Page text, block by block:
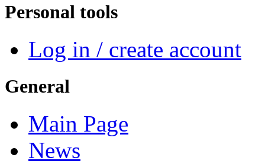
Personal tools
Log in / create account
General
Main Page
News